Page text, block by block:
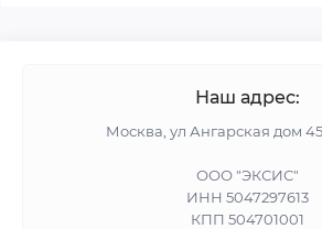
Наш адрес:
Москва, ул Ангарская дом
ООО "ЭКСИС"
ИНН 5047297613
КПП 504701001